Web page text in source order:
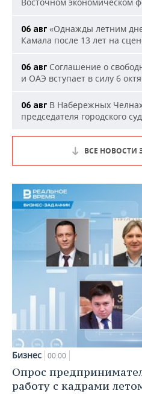
06 авг «Однажды летним
Камала после 13 лет на
06 авг Соглашение о
и ОАЭ вступает в силу 6
06 авг В Набережных
председателя городского
ВСЕ НОВОСТИ
Бизнес 00:00
Опрос
работу с кадрами